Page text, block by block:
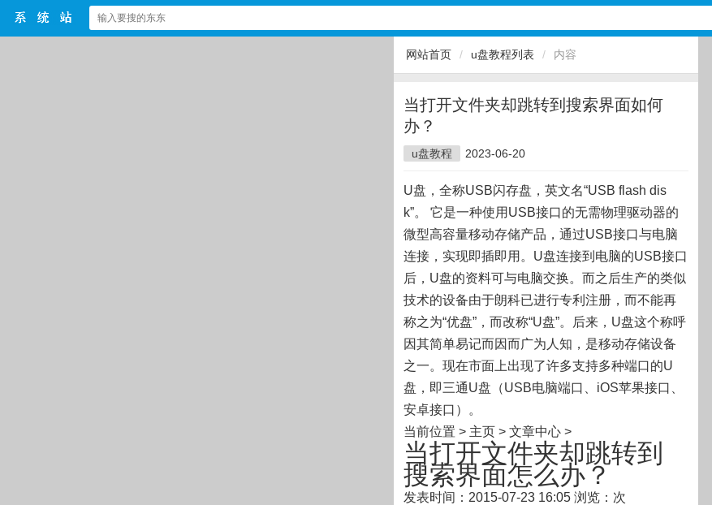
网站首页 / u盘教程列表 / 内容
当打开文件夹却跳转到搜索界面如何
办？
u盘教程 2023-06-20
U盘，全称USB闪存盘，英文名“USB flash dis
k”。 它是一种使用USB接口的无需物理驱动器的
微型高容量移动存储产品，通过USB接口与电脑
连接，实现即插即用。U盘连接到电脑的USB接口
后，U盘的资料可与电脑交换。而之后生产的类似
技术的设备由于朗科已进行专利注册，而不能再
称之为“优盘”，而改称“U盘”。后来，U盘这个称呼
因其简单易记而因而广为人知，是移动存储设备
之一。现在市面上出现了许多支持多种端口的U
盘，即三通U盘（USB电脑端口、iOS苹果接口、
安卓接口）。
当前位置 > 主页 > 文章中心 >
当打开文件夹却跳转到
搜索界面怎么办？
发表时间：2015-07-23 16:05 浏览：次